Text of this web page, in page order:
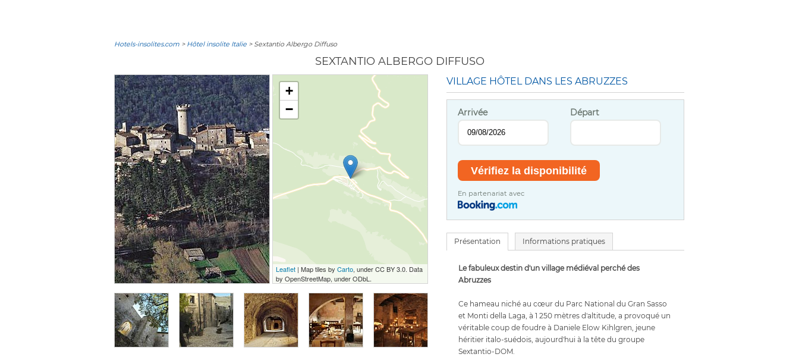
Hotels-insolites.com > Hôtel insolite Italie > Sextantio Albergo Diffuso
SEXTANTIO ALBERGO DIFFUSO
+
−
Leaflet | Map tiles by Carto, under CC BY 3.0. Data
by OpenStreetMap, under ODbL.
VILLAGE HÔTEL DANS LES ABRUZZES
Arrivée Départ
En partenariat avec
Présentation Informations pratiques
Le fabuleux destin d'un village médiéval perché des
Abruzzes
Ce hameau niché au cœur du Parc National du Gran Sasso
et Monti della Laga, à 1 250 mètres d'altitude, a provoqué un
véritable coup de foudre à Daniele Elow Kihlgren, jeune
héritier italo-suédois, aujourd'hui à la tête du groupe
Sextantio-DOM.